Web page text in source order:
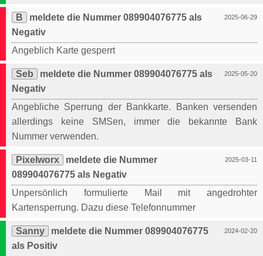
2025-06-29
B
meldete die Nummer 089904076775 als
Negativ
Angeblich Karte gesperrt
2025-05-20
Seb
meldete die Nummer 089904076775 als
Negativ
Angebliche Sperrung der Bankkarte. Banken versenden
allerdings keine SMSen, immer die bekannte Bank
Nummer verwenden.
2025-03-11
Pixelworx
meldete die Nummer
089904076775 als Negativ
Unpersönlich formulierte Mail mit angedrohter
Kartensperrung. Dazu diese Telefonnummer
2024-02-20
Sanny
meldete die Nummer 089904076775
als Positiv